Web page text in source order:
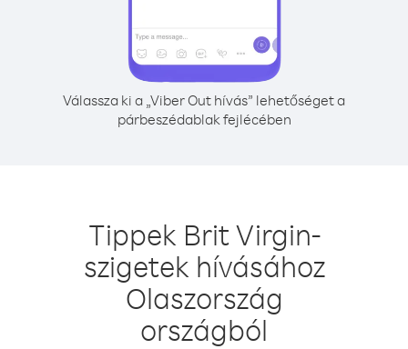
Válassza ki a „Viber Out hívás” lehetőséget a
párbeszédablak fejlécében
Tippek Brit Virgin-
szigetek hívásához
Olaszország
országból